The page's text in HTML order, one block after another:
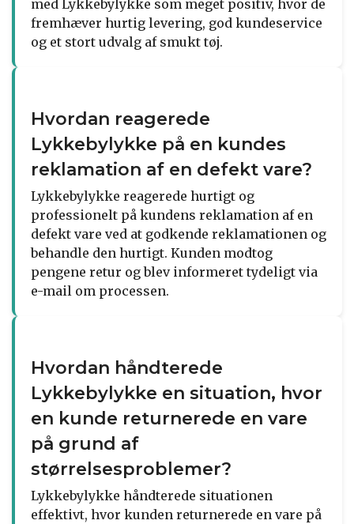
med Lykkebylykke som meget positiv, hvor de
fremhæver hurtig levering, god kundeservice
og et stort udvalg af smukt tøj.
Hvordan reagerede
Lykkebylykke på en kundes
reklamation af en defekt vare?
Lykkebylykke reagerede hurtigt og
professionelt på kundens reklamation af en
defekt vare ved at godkende reklamationen og
behandle den hurtigt. Kunden modtog
pengene retur og blev informeret tydeligt via
e-mail om processen.
Hvordan håndterede
Lykkebylykke en situation, hvor
en kunde returnerede en vare
på grund af
størrelsesproblemer?
Lykkebylykke håndterede situationen
effektivt, hvor kunden returnerede en vare på